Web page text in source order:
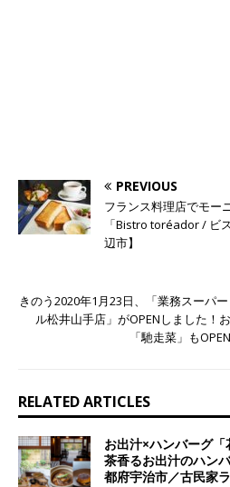
PREVIOUS
フランス料理店でモー
「Bistro toréador / ビ
辺市】
きのう2020年1月23日、「業務スーパ
ル松井山手店」がOPENしました！
「馳走菜」も
RELATED ARTICLES
お出汁×ハンバーグ
茶香るお出汁のハン
都府宇治市／古民家ラ